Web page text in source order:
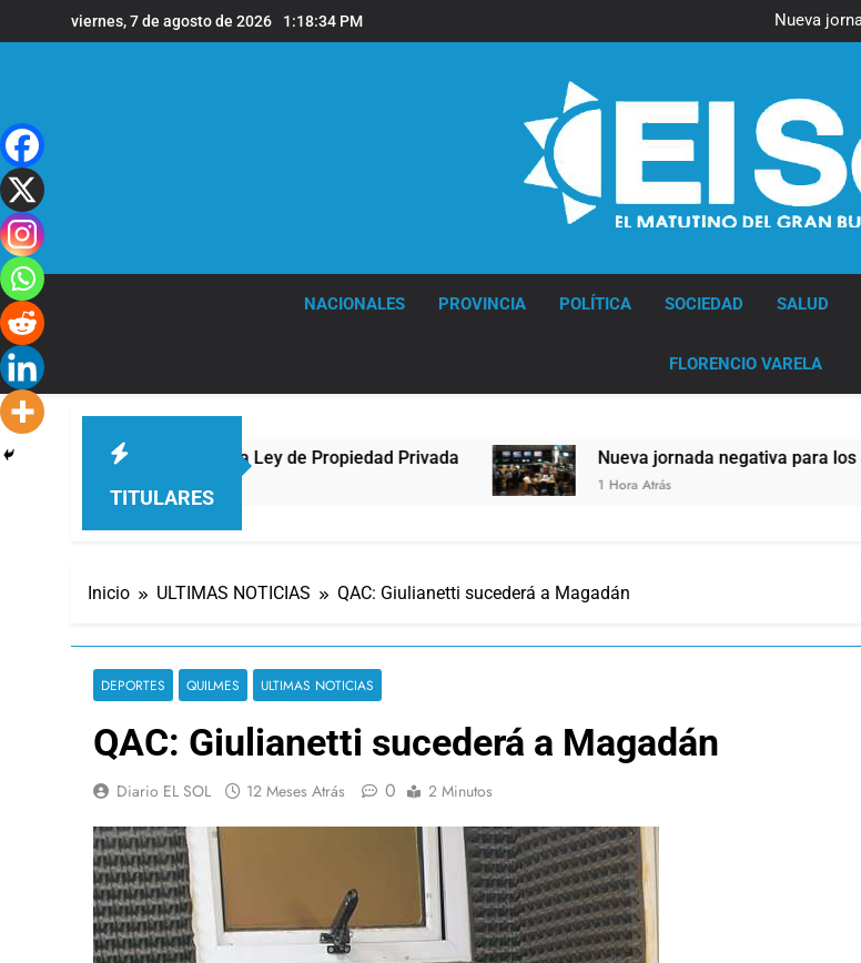
al
viernes, 7 de agosto de 2026 1:18:35 PM
Nueva
Jorge
Nueva
Jorge
NACIONALES PROVINCIA POLÍTICA SOCIEDAD SALUD
FLORENCIO VARELA
TITULARES
Congreso contra la Ley de Propiedad Privada Nueva jornada negativa para los activos
1 Hora Atrás
Inicio ULTIMAS NOTICIAS QAC: Giulianetti sucederá a Magadán
DEPORTES QUILMES ULTIMAS NOTICIAS
QAC: Giulianetti sucederá a Magadán
Diario EL SOL 12 Meses Atrás 0 2 Minutos